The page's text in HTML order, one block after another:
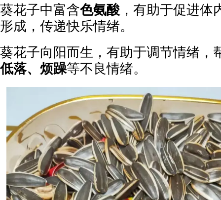
葵花子中富含色氨酸 ，有助于促进
形成，传递快乐情绪。
葵花子向阳而生，有助于调节情绪，
低落、烦躁等不良情绪。